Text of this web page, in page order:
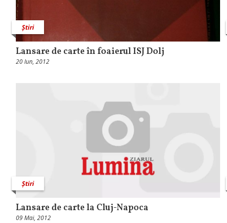
Știri
Lansare de carte în foaierul ISJ Dolj
20 Iun, 2012
Știri
Lansare de carte la Cluj-Napoca
09 Mai, 2012